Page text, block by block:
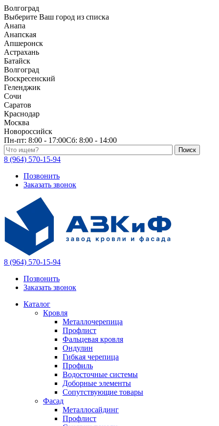
Волгоград
Выберите Ваш город из списка
Анапа
Анапская
Апшеронск
Астрахань
Батайск
Волгоград
Воскресенский
Геленджик
Сочи
Саратов
Краснодар
Москва
Новороссийск
Пн-пт: 8:00 - 17:00Сб: 8:00 - 14:00
Поиск по каталогу
8 (964) 570-15-94
Позвонить
Заказать звонок
8 (964) 570-15-94
Позвонить
Заказать звонок
Каталог
Кровля
Металлочерепица
Профлист
Фальцевая кровля
Ондулин
Гибкая черепица
Профиль
Водосточные системы
Доборные элементы
Сопутствующие товары
Фасад
Металлосайдинг
Профлист